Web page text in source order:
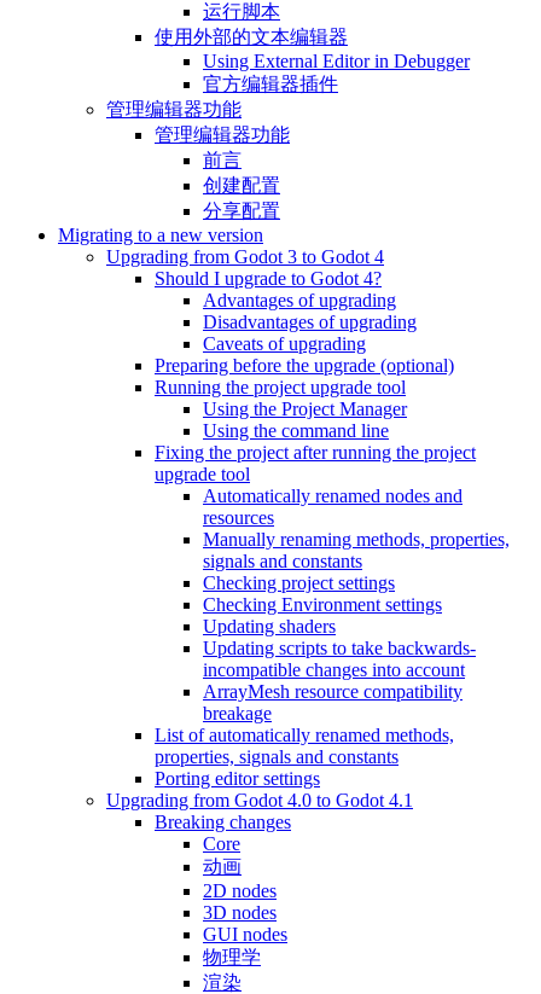
运行脚本
使用外部的文本编辑器
Using External Editor in Debugger
官方编辑器插件
管理编辑器功能
管理编辑器功能
前言
创建配置
分享配置
Migrating to a new version
Upgrading from Godot 3 to Godot 4
Should I upgrade to Godot 4?
Advantages of upgrading
Disadvantages of upgrading
Caveats of upgrading
Preparing before the upgrade (optional)
Running the project upgrade tool
Using the Project Manager
Using the command line
Fixing the project after running the project
upgrade tool
Automatically renamed nodes and
resources
Manually renaming methods, properties,
signals and constants
Checking project settings
Checking Environment settings
Updating shaders
Updating scripts to take backwards-
incompatible changes into account
ArrayMesh resource compatibility
breakage
List of automatically renamed methods,
properties, signals and constants
Porting editor settings
Upgrading from Godot 4.0 to Godot 4.1
Breaking changes
Core
动画
2D nodes
3D nodes
GUI nodes
物理学
渲染